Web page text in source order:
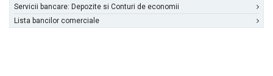
Servicii bancare: Depozite si Conturi de economii
Lista bancilor comerciale